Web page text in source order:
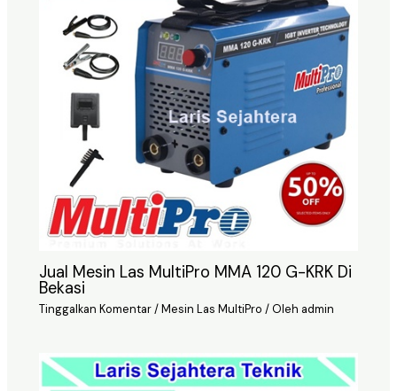
Jual Mesin Las MultiPro MMA 120 G-KRK Di
Bekasi
Tinggalkan Komentar/Mesin Las MultiPro / Oleh admin